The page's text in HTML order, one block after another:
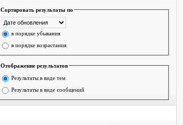
Сортировать результаты по
в порядке убывания
в порядке возрастания
Отображение результатов
Результаты в виде тем
Результаты в виде сообщений